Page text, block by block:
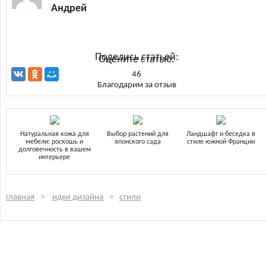
Андрей
Поделись статьей:
Оцените статью:
46
Благодарим за отзыв
Натуральная кожа для
мебели: роскошь и
долговечность в вашем
интерьере
Выбор растений для
японского сада
Ландшафт и беседка в
стиле южной Франции
главная идеи дизайна стили